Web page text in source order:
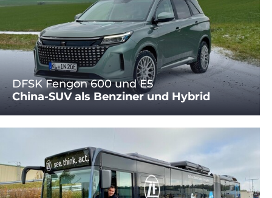
DFSK Fengon 600 und E5
China-SUV als Benziner und Hybrid